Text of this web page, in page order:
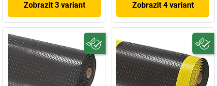
Zobrazit 3 variant Zobrazit 4 variant